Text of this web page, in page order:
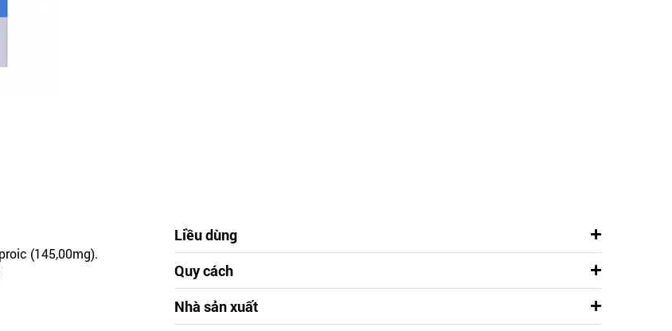
(145,00mg).
Liều dùng
Quy cách
Nhà sản xuất